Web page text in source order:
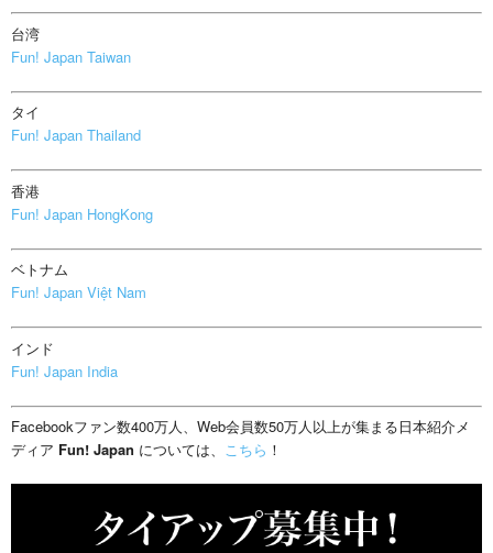
台湾
Fun! Japan Taiwan
タイ
Fun! Japan Thailand
香港
Fun! Japan HongKong
ベトナム
Fun! Japan Việt Nam
インド
Fun! Japan India
Facebookファン数400万人、Web会員数50万人以上が集まる日本紹介メ
ディア Fun! Japan については、 こちら ！